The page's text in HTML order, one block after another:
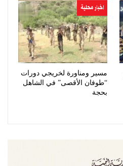
اخبار محلية
مسير ومناورة لخريجي دورات
“طوفان الأقصى” في الشاهل
بحجة